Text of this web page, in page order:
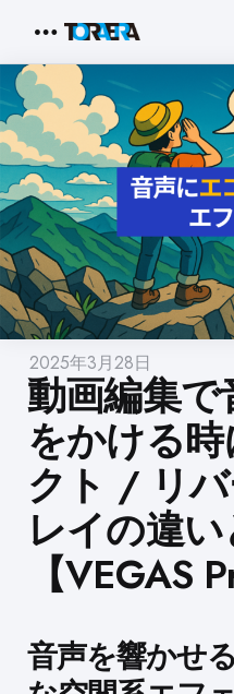
Menu
2025年3月28日
動画編集
をかける
クト / リ
レイの違
【VEGAS
音声を響かせ